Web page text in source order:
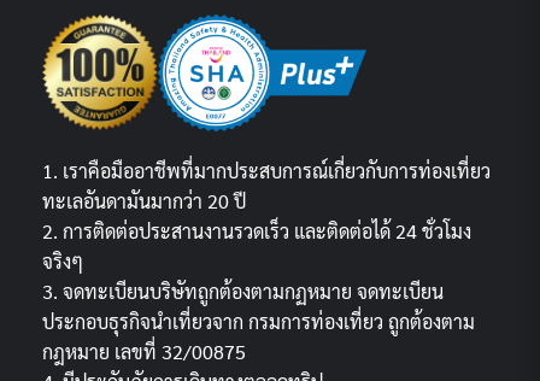
1. เราคือมืออาชีพที่มากประสบการณ์เกี่ยวกับการท่องเที่ยว
ทะเลอันดามันมากว่า 20 ปี
2. การติดต่อประสานงานรวดเร็ว และติดต่อได้ 24 ชั่วโมง
จริงๆ
3. จดทะเบียนบริษัทถูกต้องตามกฏหมาย จดทะเบียน
ประกอบธุรกิจนำเที่ยวจาก กรมการท่องเที่ยว ถูกต้องตาม
กฎหมาย เลขที่ 32/00875